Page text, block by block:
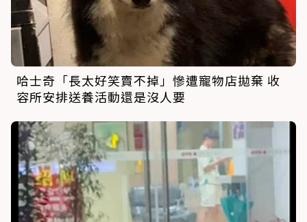
哈士奇「長太好笑賣不掉」慘遭寵物店拋棄 收
容所安排送養活動還是沒人要